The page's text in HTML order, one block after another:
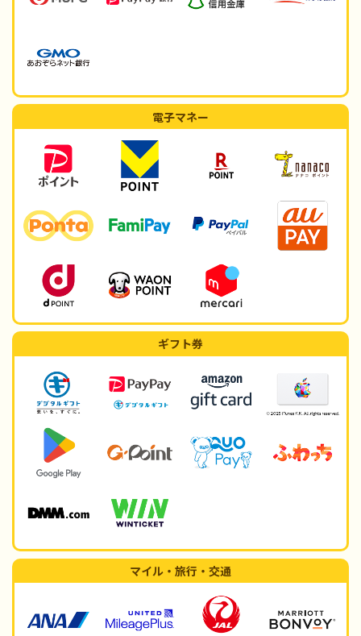
電子マネー
ギフト券
マイル・旅行・交通